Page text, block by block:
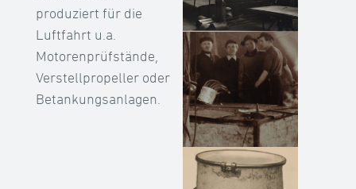
produziert für die
Luftfahrt u.a.
Motorenprüfstände,
Verstellpropeller oder
Betankungsanlagen.